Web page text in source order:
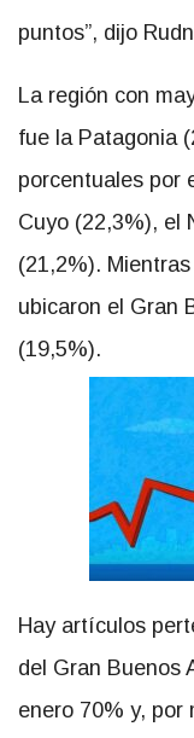
puntos”, dijo
La región con
fue la Patagonia
porcentuales por
Cuyo (22,3%), el
(21,2%).
ubicaron el Gran
(19,5%).
Hay artículos
del Gran Buenos
enero 70% y, por